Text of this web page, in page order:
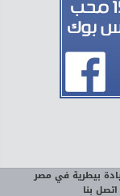
بيطرية في مصر
اتصل بنا